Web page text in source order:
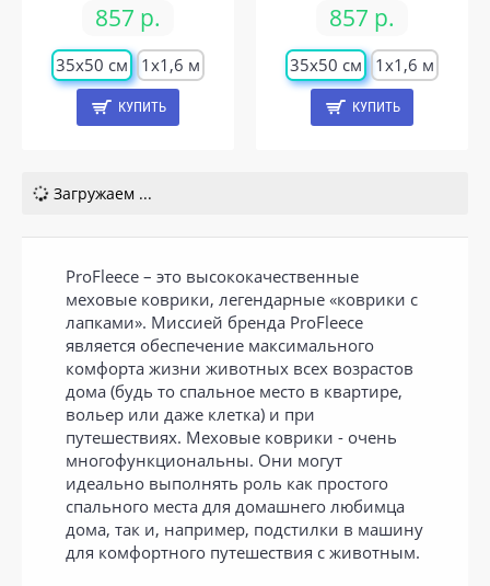
857 р.
35х50 см 1х1,6 м
КУПИТЬ
857 р.
35х50 см 1х1,6 м
КУПИТЬ
Загружаем ...
ProFleece – это высококачественные
меховые коврики, легендарные «коврики с
лапками». Миссией бренда ProFleece
является обеспечение максимального
комфорта жизни животных всех возрастов
дома (будь то спальное место в квартире,
вольер или даже клетка) и при
путешествиях. Меховые коврики - очень
многофункциональны. Они могут
идеально выполнять роль как простого
спального места для домашнего любимца
дома, так и, например, подстилки в машину
для комфортного путешествия с животным.